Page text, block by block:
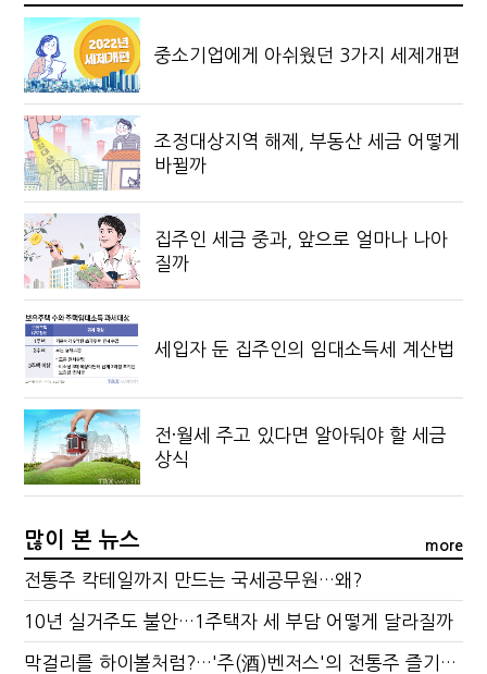
중소기업에게 아쉬웠던 3가지 세제개편
조정대상지역 해제, 부동산 세금 어떻게
바뀔까
집주인 세금 중과, 앞으로 얼마나 나아
질까
세입자 둔 집주인의 임대소득세 계산법
전·월세 주고 있다면 알아둬야 할 세금
상식
많이 본 뉴스 more
전통주 칵테일까지 만드는 국세공무원…왜?
10년 실거주도 불안…1주택자 세 부담 어떻게 달라질까
막걸리를 하이볼처럼?…'주(酒)벤저스'의 전통주 즐기는 법